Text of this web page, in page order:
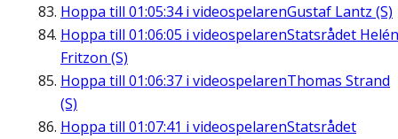
Hoppa till 01:05:34i videospelarenGustaf Lantz (S)
Hoppa till 01:06:05 i videospelarenStatsrådet
Fritzon (S)
Hoppa till 01:06:37 i videospelarenThomas Strand
(S)
Hoppa till 01:07:41 i videospelarenStatsrådet